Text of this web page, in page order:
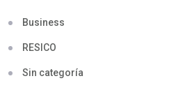
Business
RESICO
Sin categoría